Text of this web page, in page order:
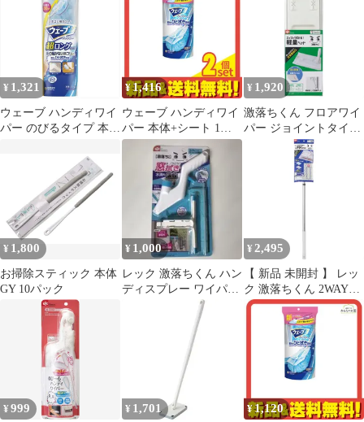
¥ 1,321
ウェーブ ハンディワイ
パー のびるタイプ 本体
¥1,416
ウェーブ ハンディワイ
パー 本体+シート 1枚
入 2個セット まとめ売
¥ 1,920
激落ちくん フロアワイ
パー ジョイントタイプ
（ レック げきおちくん
フローリングワイパー
床掃除 窓掃除 ジョイン
¥ 1,800
お掃除スティック 本体
GY 10パック
¥ 1,000
レック 激落ちくん ハン
ディスプレー ワイパー
¥ 2,495
【 新品 未開封 】 レッ
ク 激落ちくん 2WAYワ
イパー伸縮 未使用 送料
¥999 ¥ 1,701 ¥1,120